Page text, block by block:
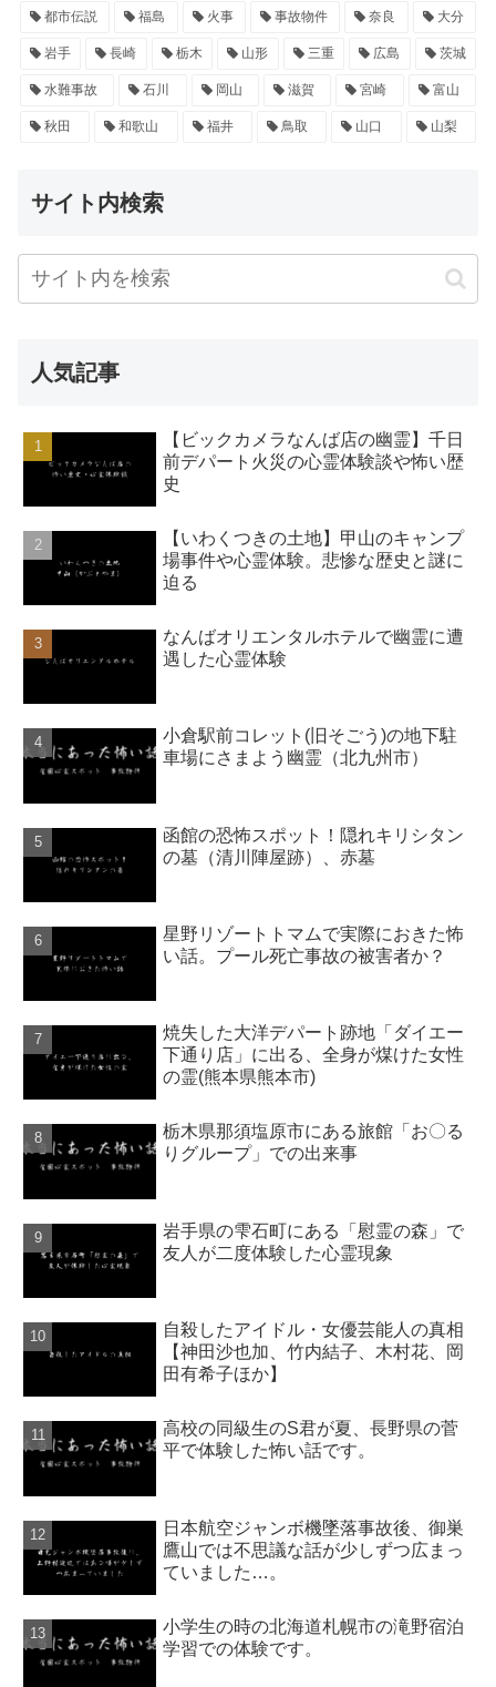
都市伝説 福島 火事 事故物件 奈良 大分
岩手 長崎 栃木 山形 三重 広島 茨城
水難事故 石川 岡山 滋賀 宮崎 富山
秋田 和歌山 福井 鳥取 山口 山梨
サイト内検索
人気記事
【ビックカメラなんば店の幽霊】千日
前デパート火災の心霊体験談や怖い歴
史
【いわくつきの土地】甲山のキャンプ
場事件や心霊体験。悲惨な歴史と謎に
迫る
なんばオリエンタルホテルで幽霊に遭
遇した心霊体験
小倉駅前コレット(旧そごう)の地下駐
車場にさまよう幽霊（北九州市）
函館の恐怖スポット！隠れキリシタン
の墓（清川陣屋跡）、赤墓
星野リゾートトマムで実際におきた怖
い話。プール死亡事故の被害者か？
焼失した大洋デパート跡地「ダイエー
下通り店」に出る、全身が煤けた女性
の霊(熊本県熊本市)
栃木県那須塩原市にある旅館「お〇る
りグループ」での出来事
岩手県の雫石町にある「慰霊の森」で
友人が二度体験した心霊現象
自殺したアイドル・女優芸能人の真相
【神田沙也加、竹内結子、木村花、岡
田有希子ほか】
高校の同級生のS君が夏、長野県の菅
平で体験した怖い話です。
日本航空ジャンボ機墜落事故後、御巣
鷹山では不思議な話が少しずつ広まっ
ていました…。
小学生の時の北海道札幌市の滝野宿泊
学習での体験です。